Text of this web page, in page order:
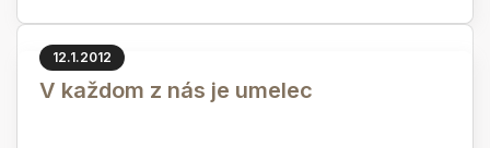
12.1.2012
V každom z nás je umelec